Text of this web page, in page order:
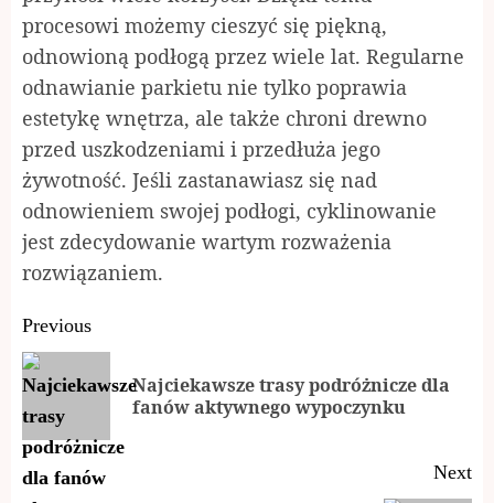
procesowi możemy cieszyć się piękną,
odnowioną podłogą przez wiele lat. Regularne
odnawianie parkietu nie tylko poprawia
estetykę wnętrza, ale także chroni drewno
przed uszkodzeniami i przedłuża jego
żywotność. Jeśli zastanawiasz się nad
odnowieniem swojej podłogi, cyklinowanie
jest zdecydowanie wartym rozważenia
rozwiązaniem.
Continue
Reading
Previous
Najciekawsze trasy podróżnicze dla
fanów aktywnego wypoczynku
Next